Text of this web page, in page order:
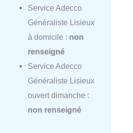
Service Adecco
Généraliste Lisieux
à domicile : non
renseigné
Service Adecco
Généraliste Lisieux
ouvert dimanche :
non renseigné